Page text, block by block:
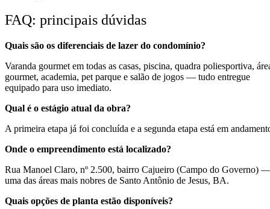
FAQ: principais dúvidas
Quais são os diferenciais de lazer do condomínio?
Varanda gourmet em todas as casas, piscina, quadra poliesportiva,
gourmet, academia, pet parque e salão de jogos — tudo entregue
equipado para uso imediato.
Qual é o estágio atual da obra?
A primeira etapa já foi concluída e a segunda etapa está em
Onde o empreendimento está localizado?
Rua Manoel Claro, nº 2.500, bairro Cajueiro (Campo do Governo) —
uma das áreas mais nobres de Santo Antônio de Jesus, BA.
Quais opções de planta estão disponíveis?